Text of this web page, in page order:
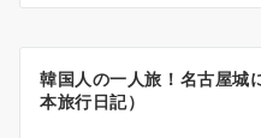
韓国人の一人旅！名古屋城
本旅行日記）